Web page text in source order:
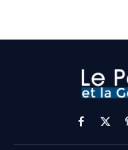
Facebook
X